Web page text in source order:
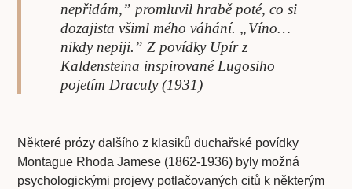
nepřidám,” promluvil hrabě poté, co si
dozajista všiml mého váhání. „Víno…
nikdy nepiji.” Z povídky Upír z
Kaldensteina inspirované Lugosiho
pojetím Draculy (1931)
Některé prózy dalšího z klasiků duchařské povídky
Montague Rhoda Jamese (1862-1936) byly možná
psychologickými projevy potlačovaných citů k některým